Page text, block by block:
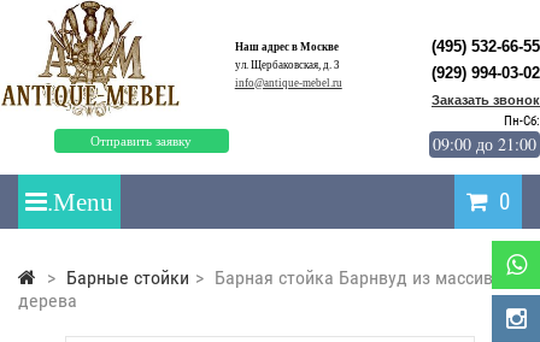
Наш адрес в Москве
ул. Щербаковская, д. 3
info@antique-mebel.ru
Отправить заявку
(495) 532-66-55
(929) 994-03-02
Заказать звонок
Пн-Сб:
09:00 до 21:00
0
> Барные стойки > Барная стойка Барнвуд из массива
дерева